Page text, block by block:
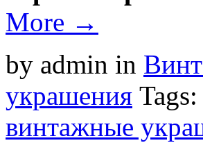
More →
by admin in
украшения Tags:
винтажные